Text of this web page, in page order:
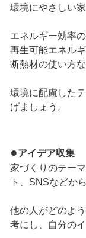
環境にやさしい
エネルギー効率の
再生可能エネルギ
断熱材の使い方な
環境に配慮した
げましょう。
●アイデア収集
家づくりのテー
ト、SNSなどか
他の人がどのよ
考にし、自分の